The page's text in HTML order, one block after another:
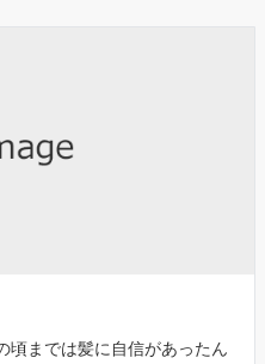
頃までは髪に自信があったん